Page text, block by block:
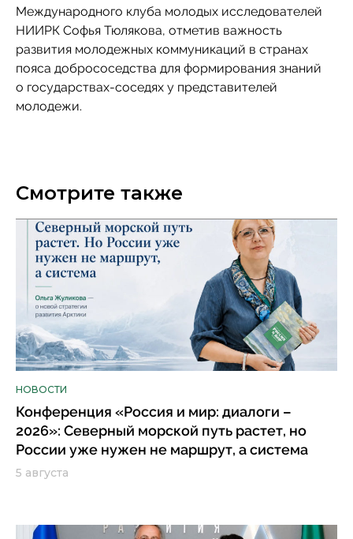
Международного клуба молодых исследователей
НИИРК Софья Тюлякова, отметив важность
развития молодежных коммуникаций в странах
пояса добрососедства для формирования знаний
о государствах-соседях у представителей
молодежи.
Смотрите также
НОВОСТИ
Конференция «Россия и мир: диалоги –
2026»: Северный морской путь растет, но
России уже нужен не маршрут, а система
5 августа